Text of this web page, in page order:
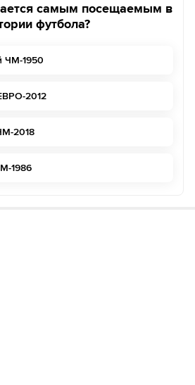
самым посещаемым в
футбола?
ЧМ-1950
2012
2018
1986